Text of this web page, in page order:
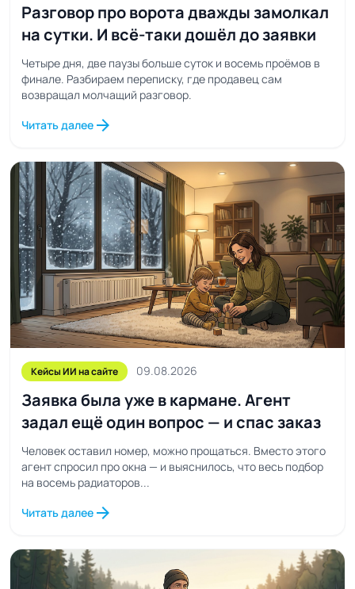
Разговор про ворота дважды замолкал
на сутки. И всё-таки дошёл до заявки
Четыре дня, две паузы больше суток и восемь проёмов в
финале. Разбираем переписку, где продавец сам
возвращал молчащий разговор.
Читать далее arrow_forward
Кейсы ИИ на сайте 09.08.2026
Заявка была уже в кармане. Агент
задал ещё один вопрос — и спас заказ
Человек оставил номер, можно прощаться. Вместо этого
агент спросил про окна — и выяснилось, что весь подбор
на восемь радиаторов...
Читать далее arrow_forward